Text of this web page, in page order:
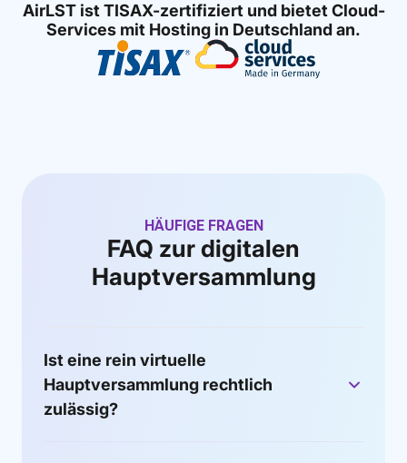
AirLST ist TISAX-zertifiziert und bietet Cloud-
Services mit Hosting in Deutschland an.
HÄUFIGE FRAGEN
FAQ zur digitalen
Hauptversammlung
Ist eine rein virtuelle
Hauptversammlung rechtlich
zulässig?